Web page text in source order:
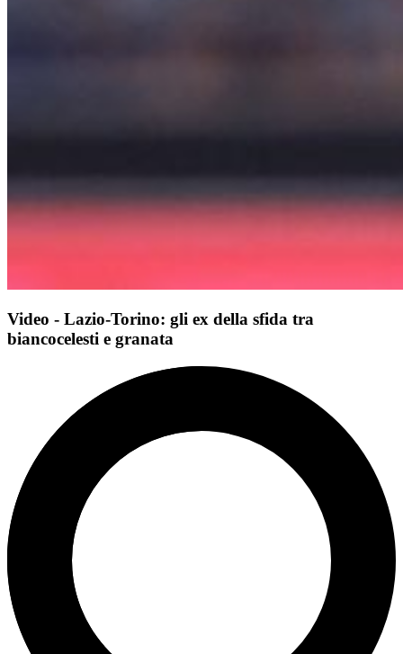
Video - Lazio-Torino: gli ex della sfida tra
biancocelesti e granata